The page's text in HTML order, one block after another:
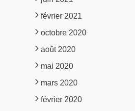
février 2021
octobre 2020
août 2020
mai 2020
mars 2020
février 2020